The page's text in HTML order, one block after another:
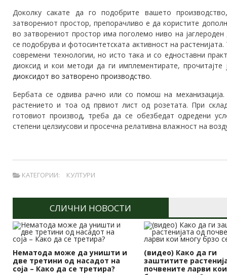
Доколку сакате да го подобрите вашето
затворениот простор, препорачливо е да користите
во затворениот простор има поголемо ниво на
се подобрува и фотосинтетската активност на
современи технологии, но исто така и со едноставни
диоксид и кои методи да ги имплементирате, прочитајте
диоксидот во затворено производство.
Бербата се одвива рачно или со помош на
растението и тоа од првиот лист од розетата. При
готовиот производ, треба да се обезбедат одредени
степени целзиусови и просечна релативна влажност на
КАТЕГОРИИ: КУЛТУРИ
СЛИЧНИ НОВОСТИ
Нематода може да уништи и
две третини од насадот на
соја – Како да се третира?
(видео) Како да ги
заштитите
почвените ларви